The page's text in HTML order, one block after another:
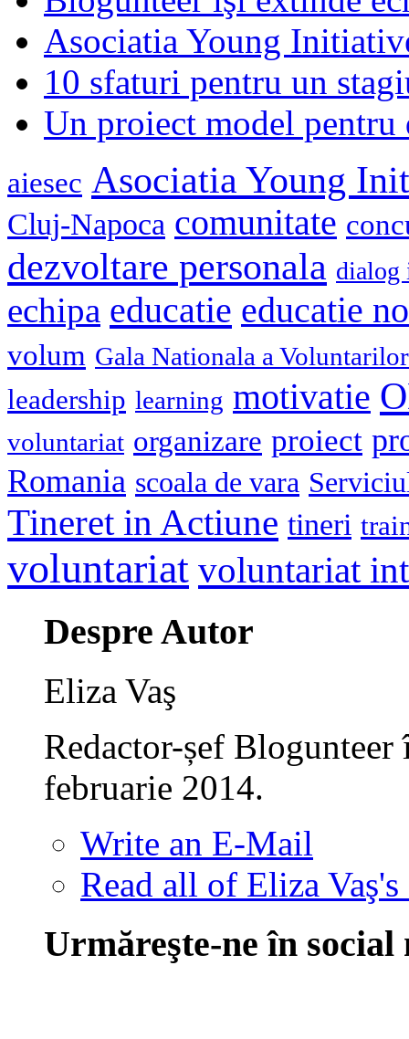
Asociatia Young
10 sfaturi pentru un
Un proiect model
aiesec Asociatia Young
Cluj-Napoca comunitate
dezvoltare personala dialog
echipa educatie educatie
volum Gala Nationala a Voluntarilor
leadership learning motivatie
voluntariat organizare proiect
Romania scoala de vara
Tineret in Actiune tineri
voluntariat voluntariat
Despre Autor
Eliza Vaş
Redactor-șef
februarie 2014.
Write an E-Mail
Read all of Eliza Vaş's
Urmăreşte-ne în social